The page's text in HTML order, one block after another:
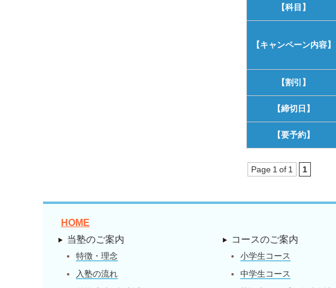
【科目】
【キャンペーン内容】
【割引】
【締切日】
【要予約】
Page 1 of 1 1
HOME
当塾のご案内
特徴・理念
入塾の流れ
コースのご案内
小学生コース
中学生コース